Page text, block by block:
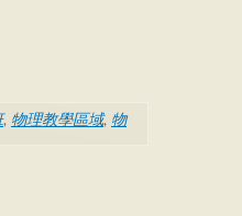
, 物理教學區域, 物